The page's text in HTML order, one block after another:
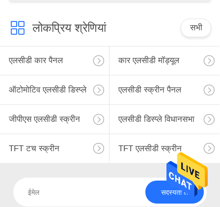
लोकप्रिय श्रेणियां सभी
एलसीडी कार पैनल कार एलसीडी मॉड्यूल
ऑटोमोटिव एलसीडी डिस्प्ले एलसीडी स्क्रीन पैनल
जीपीएस एलसीडी स्क्रीन एलसीडी डिस्प्ले विधानसभा
TFT टच स्क्रीन TFT एलसीडी स्क्रीन
सदस्यता लें